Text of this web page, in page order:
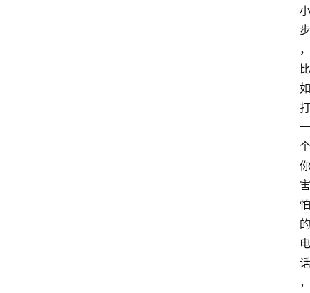
小
步
，
比
如
打
一
个
你
害
怕
的
电
话
，